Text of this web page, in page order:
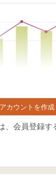
アカウントを作成
、会員登録す